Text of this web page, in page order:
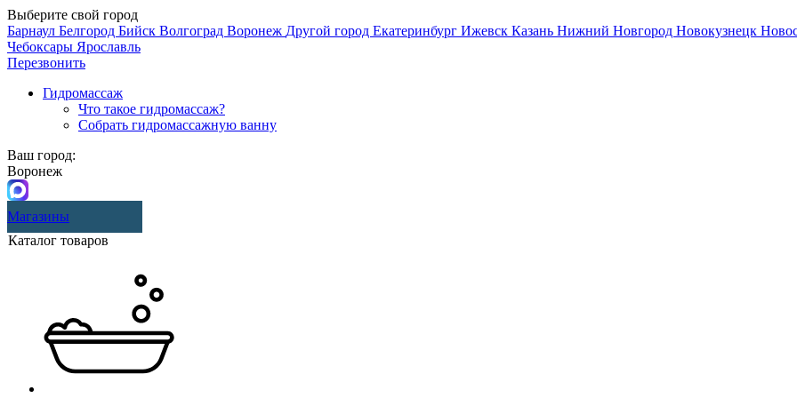
Выберите свой город
Барнаул Белгород Бийск Волгоград Воронеж Другой город Екатеринбург Ижевск Казань Нижний Новгород Новокузнецк
Чебоксары Ярославль
Перезвонить
Гидромассаж
Что такое гидромассаж?
Собрать гидромассажную ванну
Ваш город:
Воронеж
Магазины
Каталог товаров